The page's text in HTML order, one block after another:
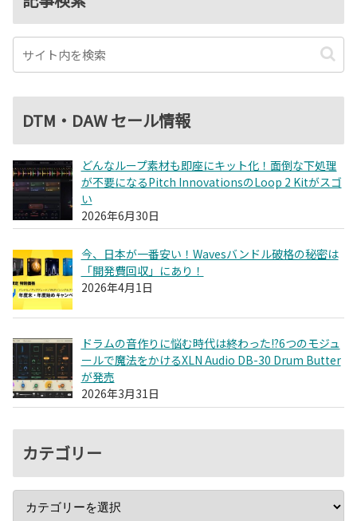
DTM・DAW セール情報
どんなループ素材も即座にキット化！面倒な下処理
が不要になるPitch InnovationsのLoop 2 Kitがスゴ
い
2026年6月30日
今、日本が一番安い！Wavesバンドル破格の秘密は
「開発費回収」にあり！
2026年4月1日
ドラムの音作りに悩む時代は終わった!?6つのモジュ
ールで魔法をかけるXLN Audio DB-30 Drum Butter
が発売
2026年3月31日
カテゴリー